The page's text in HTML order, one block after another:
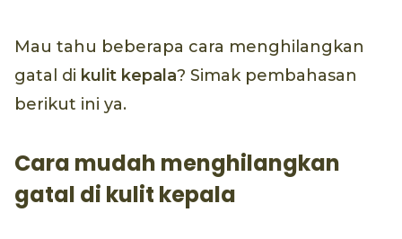
Mau tahu beberapa cara menghilangkan
gatal di kulit kepala? Simak pembahasan
berikut ini ya.
Cara mudah menghilangkan
gatal di kulit kepala